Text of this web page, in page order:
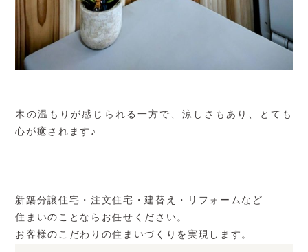
木の温もりが感じられる一方で、涼しさもあり、とても
心が癒されます♪
新築分譲住宅・注文住宅・建替え・リフォームなど
住まいのことならお任せください。
お客様のこだわりの住まいづくりを実現します。